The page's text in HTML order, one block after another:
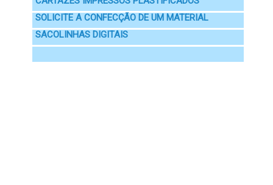
SOLICITE A CONFECÇÃO DE UM MATERIAL
SACOLINHAS DIGITAIS